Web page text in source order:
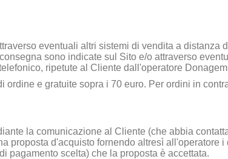
eventuali altri sistemi di vendita a distanza
sono indicate sul Sito e/o attraverso
ripetute al Cliente dall'operatore
ordine e gratuite sopra i 70 euro. Per ordini in
la comunicazione al Cliente (che abbia
proposta d'acquisto fornendo altresì all'operatore
pagamento scelta) che la proposta è accettata.